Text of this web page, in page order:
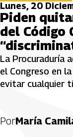
Lunes, 20
Piden
del Código
La Procuraduría
el Congreso en
evitar cualquier
PorMaría